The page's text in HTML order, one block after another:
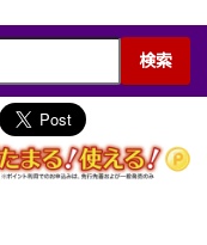
検索